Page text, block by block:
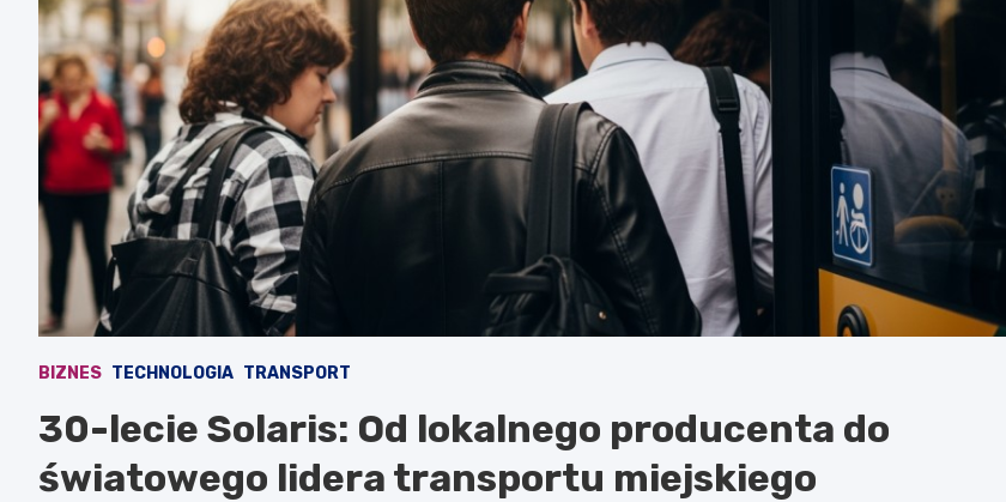
BIZNES TECHNOLOGIA TRANSPORT
30-lecie Solaris: Od lokalnego producenta do
światowego lidera transportu miejskiego